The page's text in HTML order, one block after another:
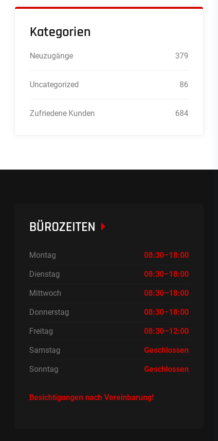
Kategorien
Neuzugänge 379
Uncategorized 86
Zufriedene Kunden 684
BÜROZEITEN
Montag 08:30–18:00
Dienstag 08:30–18:00
Mittwoch 08:30–18:00
Donnerstag 08:30–18:00
Freitag 08:30–12:00
Samstag Geschlossen
Sonntag Geschlossen
Besichtigungen nach Vereinbarung!